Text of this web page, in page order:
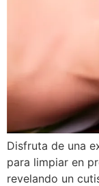
Disfruta de una
para limpiar en
revelando un